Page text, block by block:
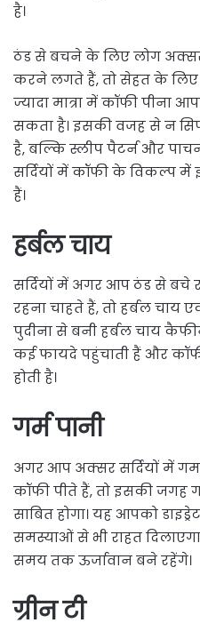
है।
ठंड से बचने के लिए लोग अक्सर
करने लगते हैं, तो सेहत के लिए
ज्यादा मात्रा में कॉफी
सकता है। इसकी वजह से न
है, बल्कि स्लीप पैटर्न और
सर्दियों में कॉफी के विकल्प में
हैं।
हर्बल चाय
सर्दियों में अगर आप ठंड से बचे
रहना चाहते हैं, तो हर्बल चाय
पुदीना से बनी हर्बल चाय
कई फायदे पहुंचाती हैं और
होती है।
गर्म पानी
अगर आप अक्सर सर्दियों में
कॉफी पीते हैं, तो इसकी जगह
साबित होगा। यह आपको
समस्याओं से भी राहत
समय तक ऊर्जावान बने रहेंगे।
ग्रीन टी